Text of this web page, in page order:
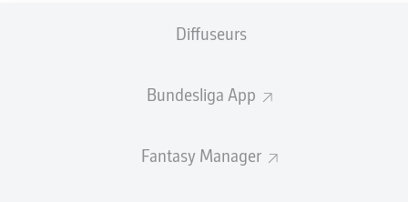
Diffuseurs
Bundesliga App
Fantasy Manager